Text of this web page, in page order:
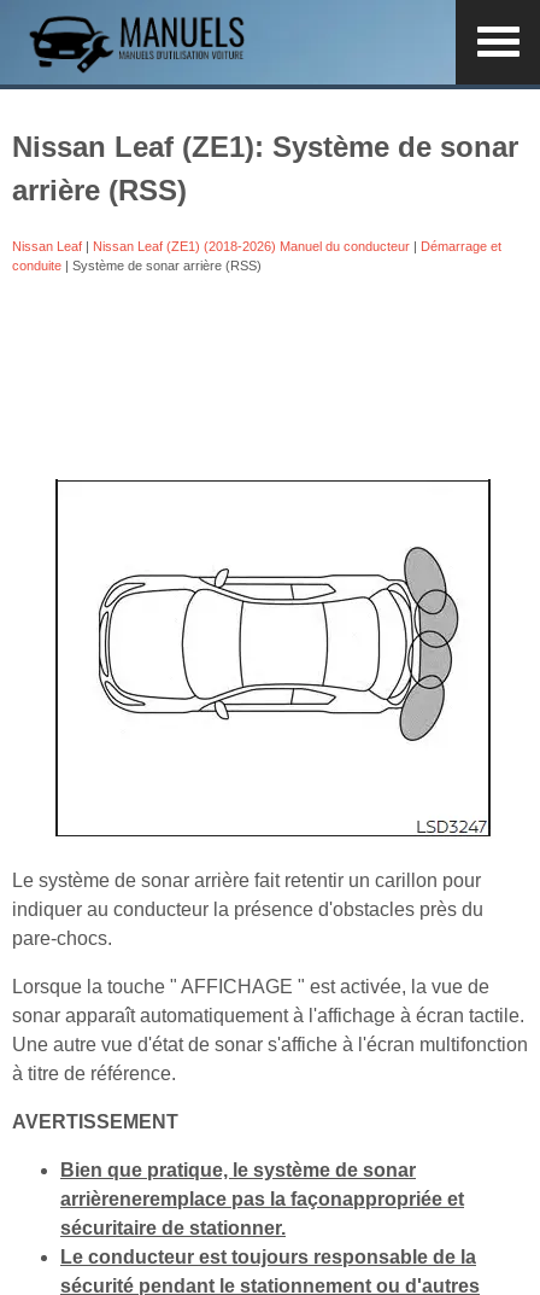
Nissan Leaf (ZE1): Système de sonar
arrière (RSS)
Nissan Leaf | Nissan Leaf (ZE1) (2018-2026) Manuel du conducteur | Démarrage et
conduite | Système de sonar arrière (RSS)
Le système de sonar arrière fait retentir un carillon pour
indiquer au conducteur la présence d'obstacles près du
pare-chocs.
Lorsque la touche " AFFICHAGE " est activée, la vue de
sonar apparaît automatiquement à l'affichage à écran tactile.
Une autre vue d'état de sonar s'affiche à l'écran multifonction
à titre de référence.
AVERTISSEMENT
Bien que pratique, le système de sonar
arrièreneremplace pas la façonappropriée et
sécuritaire de stationner.
Le conducteur est toujours responsable de la
sécurité pendant le stationnement ou d'autres